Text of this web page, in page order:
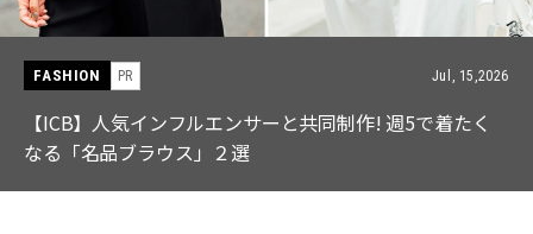
FASHION PR Jul, 15,2026
【ICB】人気インフルエンサーと共同制作! 週5で着たく
なる「名品ブラウス」２選